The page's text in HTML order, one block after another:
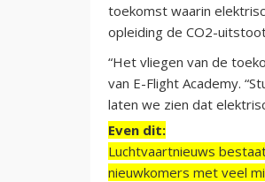
toekomst waarin
opleiding de CO2-
“Het vliegen van de
van E-Flight Academy.
laten we zien dat
Even dit:
Luchtvaartnieuws
nieuwkomers met veel